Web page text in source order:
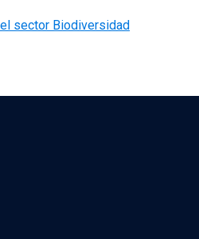
sector Biodiversidad